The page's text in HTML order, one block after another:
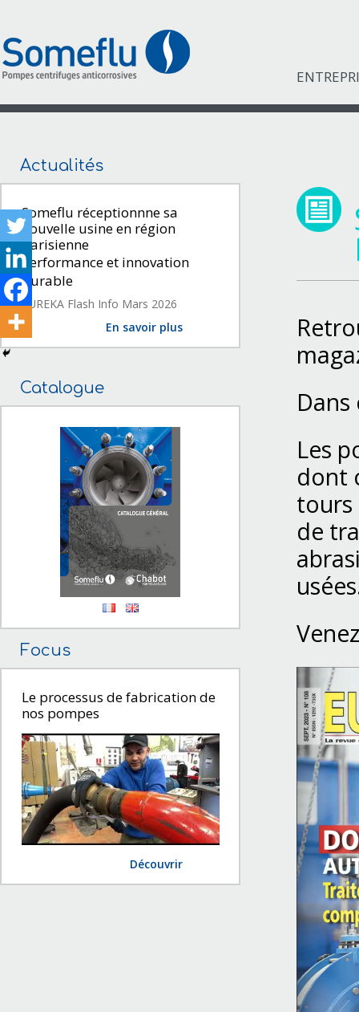
Actualités
Someflu réceptionnne sa
nouvelle usine en région
parisienne
Performance et innovation
durable
EUREKA Flash Info Mars 2026
En savoir plus
Catalogue
Focus
Le processus de fabrication de
nos pompes
Découvrir
Les
dont
tours
de